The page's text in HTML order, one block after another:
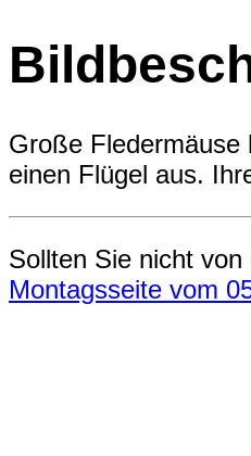
Große Fledermäuse
einen Flügel aus.
Sollten Sie nicht
Montagsseite vom